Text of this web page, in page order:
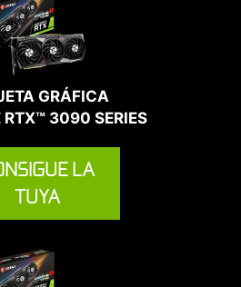
GRÁFICA
RTX™ 3090 SERIES
LA
TUYA